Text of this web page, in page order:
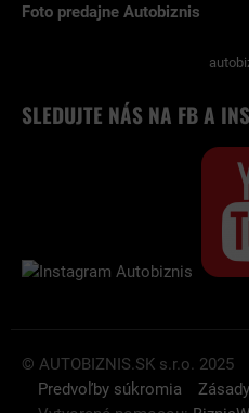
Foto predajne Autobiznis
SLEDUJTE NÁS NA FB A
© AUTOBIZNIS.SK s.r.o. 2025
Predvoľby súkromia